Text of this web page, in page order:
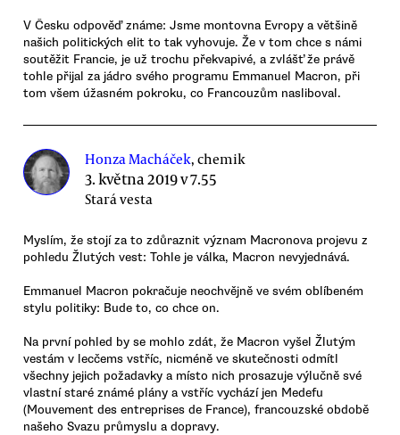
V Česku odpověď známe: Jsme montovna Evropy a většině
našich politických elit to tak vyhovuje. Že v tom chce s námi
soutěžit Francie, je už trochu překvapivé, a zvlášť že právě
tohle přijal za jádro svého programu Emmanuel Macron, při
tom všem úžasném pokroku, co Francouzům nasliboval.
Honza Macháček, chemik
3. května 2019 v 7.55
Stará vesta
Myslím, že stojí za to zdůraznit význam Macronova projevu z
pohledu Žlutých vest: Tohle je válka, Macron nevyjednává.
Emmanuel Macron pokračuje neochvějně ve svém oblíbeném
stylu politiky: Bude to, co chce on.
Na první pohled by se mohlo zdát, že Macron vyšel Žlutým
vestám v lecčems vstříc, nicméně ve skutečnosti odmítl
všechny jejich požadavky a místo nich prosazuje výlučně své
vlastní staré známé plány a vstříc vychází jen Medefu
(Mouvement des entreprises de France), francouzské obdobě
našeho Svazu průmyslu a dopravy.